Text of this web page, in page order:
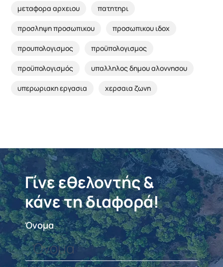
μεταφορα αρχειου πατητηρι
προσληψη προσωπικου προσωπικου ιδοχ
προυπολογισμος προϋπολογισμος
προϋπολογισμός υπαλληλος δημου αλοννησου
υπερωριακη εργασια χερσαια ζωνη
Γίνε εθελοντής &
κάνε τη διαφορά!
Όνομα